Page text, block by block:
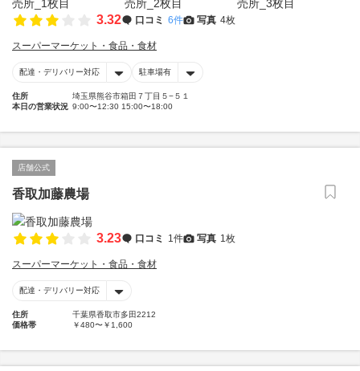
3.32 口コミ 6件 写真 4枚
スーパーマーケット・食品・食材
配達・デリバリー対応 駐車場有
住所
埼玉県熊谷市箱田７丁目５−５１
本日の営業状況 9:00〜12:30 15:00〜18:00
店舗公式
香取加藤農場
3.23 口コミ 1件 写真 1枚
スーパーマーケット・食品・食材
配達・デリバリー対応
住所
千葉県香取市多田2212
価格帯
￥480〜￥1,600